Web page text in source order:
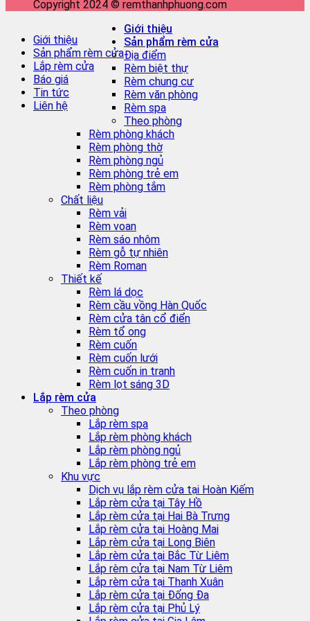
Copyright 2024 © remthanhphuong.com
Giới thiệu
Sản phẩm rèm cửa
Lắp rèm cửa
Báo giá
Tin tức
Liên hệ
Giới thiệu
Sản phẩm rèm cửa
Địa điểm
Rèm biệt thự
Rèm chung cư
Rèm văn phòng
Rèm spa
Theo phòng
Rèm phòng khách
Rèm phòng thờ
Rèm phòng ngủ
Rèm phòng trẻ em
Rèm phòng tắm
Chất liệu
Rèm vải
Rèm voan
Rèm sáo nhôm
Rèm gỗ tự nhiên
Rèm Roman
Thiết kế
Rèm lá dọc
Rèm cầu vồng Hàn Quốc
Rèm cửa tân cổ điển
Rèm tổ ong
Rèm cuốn
Rèm cuốn lưới
Rèm cuốn in tranh
Rèm lọt sáng 3D
Lắp rèm cửa
Theo phòng
Lắp rèm spa
Lắp rèm phòng khách
Lắp rèm phòng ngủ
Lắp rèm phòng trẻ em
Khu vực
Dịch vụ lắp rèm cửa tại Hoàn Kiếm
Lắp rèm cửa tại Tây Hồ
Lắp rèm cửa tại Hai Bà Trưng
Lắp rèm cửa tại Hoàng Mai
Lắp rèm cửa tại Long Biên
Lắp rèm cửa tại Bắc Từ Liêm
Lắp rèm cửa tại Nam Từ Liêm
Lắp rèm cửa tại Thanh Xuân
Lắp rèm cửa tại Đống Đa
Lắp rèm cửa tại Phủ Lý